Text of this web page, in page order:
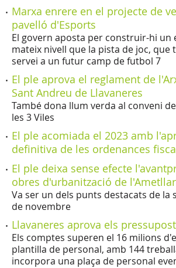
Marxa enrere en el projecte de
pavelló d'Esports
El govern aposta per construir-hi un
mateix nivell que la pista de joc, que
servei a un futur camp de futbol 7
El ple aprova el reglament de
Sant Andreu de Llavaneres
També dona llum verda al conveni
les 3 Viles
El ple acomiada el 2023 amb
definitiva de les ordenances
El ple deixa sense efecte
obres d'urbanització de
Va ser un dels punts destacats de la
de novembre
Llavaneres aprova els
Els comptes superen el 16 milions
plantilla de personal, amb 144
incorpora una plaça de personal